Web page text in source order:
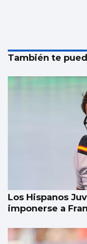
También te
Los Hispanos
imponerse a